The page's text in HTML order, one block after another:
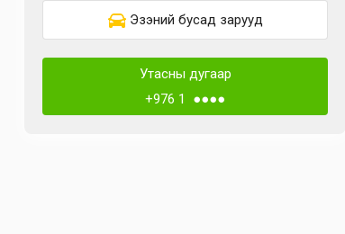
Эзэний бусад зарууд
Утасны дугаар
+976 1 ●●●●